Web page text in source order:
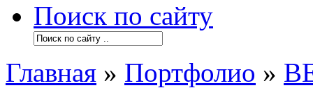
Поиск по сайту
Главная » Портфолио »